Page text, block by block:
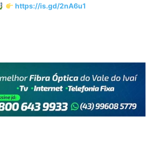
https://is.gd/2nA6u1